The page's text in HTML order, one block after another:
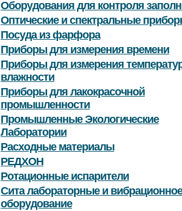
Оборудования для контроля
Оптические и спектральные
Посуда из фарфора
Приборы для измерения времени
Приборы для измерения
влажности
Приборы для лакокрасочной
промышленности
Промышленные Экологические
Лаборатории
Расходные материалы
РЕДХОН
Ротационные испарители
Сита лабораторные и вибрационное
оборудование